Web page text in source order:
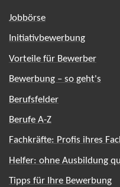
Jobbörse
Initiativbewerbung
Vorteile für Bewerber
Bewerbung – so geht's
Berufsfelder
Berufe A-Z
Fachkräfte: Profis ihres
Helfer: ohne Ausbildung
Tipps für Ihre Bewerbung